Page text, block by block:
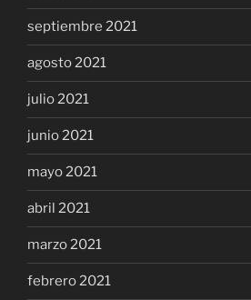
septiembre 2021
agosto 2021
julio 2021
junio 2021
mayo 2021
abril 2021
marzo 2021
febrero 2021